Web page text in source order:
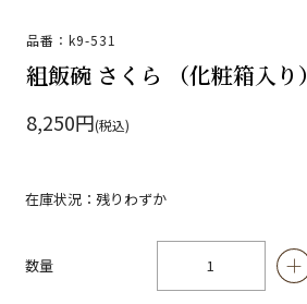
品番：k9-531
組飯碗 さくら （化粧箱入り）
8,250円(税込)
在庫状況：残りわずか
数量